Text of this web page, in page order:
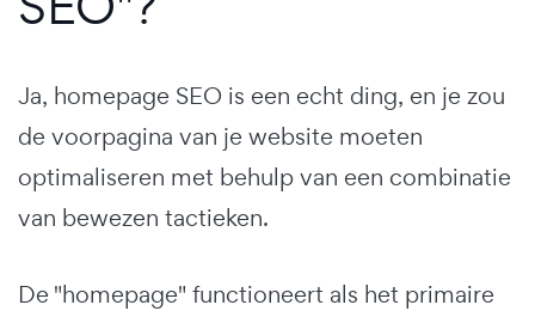
Ja, homepage SEO is een echt ding, en je zou
de voorpagina van je website moeten
optimaliseren met behulp van een combinatie
van bewezen tactieken.
De "homepage" functioneert als het primaire